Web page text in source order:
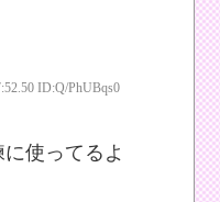
ID:Q/PhUBqs0
使ってるよ